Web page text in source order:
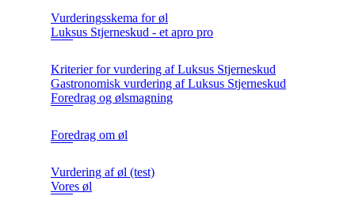
Vurderingsskema for øl
Luksus Stjerneskud - et apro pro
Kriterier for vurdering af Luksus Stjerneskud
Gastronomisk vurdering af Luksus Stjerneskud
Foredrag og ølsmagning
Foredrag om øl
Vurdering af øl (test)
Vores øl